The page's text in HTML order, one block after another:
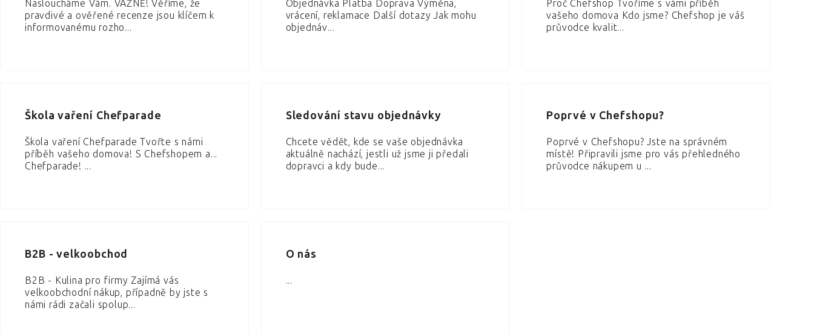
Nasloucháme Vám. VÁŽNĚ! Věříme, že
pravdivé a ověřené recenze jsou klíčem k
informovanému rozho...
Objednávka Platba Doprava Výměna,
vrácení, reklamace Další dotazy Jak mohu
objednáv...
Proč Chefshop Tvoříme s vámi příběh
vašeho domova Kdo jsme? Chefshop je váš
průvodce kvalit...
Škola vaření Chefparade
Škola vaření Chefparade Tvořte s námi
příběh vašeho domova! S Chefshopem a...
Chefparade! ...
Sledování stavu objednávky
Chcete vědět, kde se vaše objednávka
aktuálně nachází, jestli už jsme ji předali
dopravci a kdy bude...
Poprvé v Chefshopu?
Poprvé v Chefshopu? Jste na správném
místě! Připravili jsme pro vás přehledného
průvodce nákupem u ...
B2B - velkoobchod
B2B - Kulina pro firmy Zajímá vás
velkoobchodní nákup, případně by jste s
námi rádi začali spolup...
O nás
...